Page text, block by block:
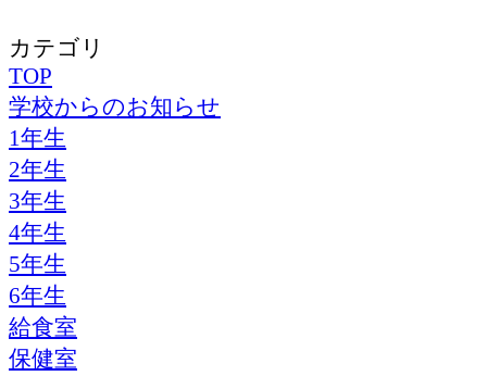
カテゴリ
TOP
学校からのお知らせ
1年生
2年生
3年生
4年生
5年生
6年生
給食室
保健室